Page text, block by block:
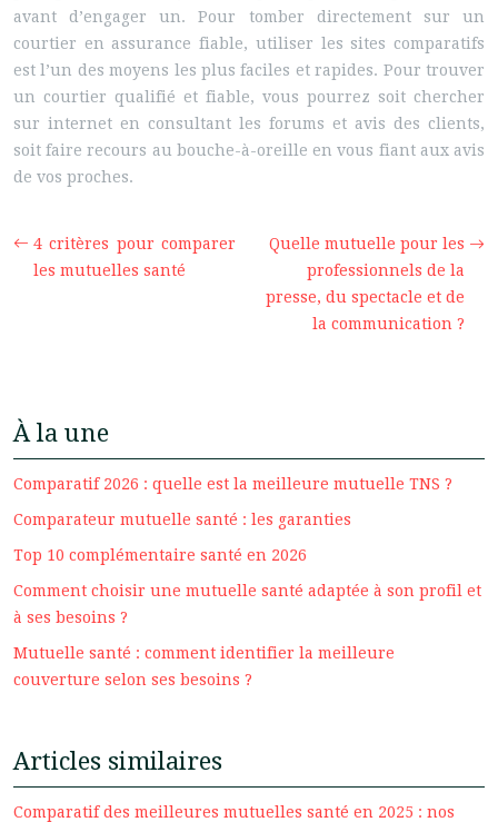
avant d’engager un. Pour tomber directement sur un
courtier en assurance fiable, utiliser les sites comparatifs
est l’un des moyens les plus faciles et rapides. Pour trouver
un courtier qualifié et fiable, vous pourrez soit chercher
sur internet en consultant les forums et avis des clients,
soit faire recours au bouche-à-oreille en vous fiant aux avis
de vos proches.
4 critères pour comparer
les mutuelles santé
Quelle mutuelle pour les
professionnels de la
presse, du spectacle et de
la communication ?
À la une
Comparatif 2026 : quelle est la meilleure mutuelle TNS ?
Comparateur mutuelle santé : les garanties
Top 10 complémentaire santé en 2026
Comment choisir une mutuelle santé adaptée à son profil et
à ses besoins ?
Mutuelle santé : comment identifier la meilleure
couverture selon ses besoins ?
Articles similaires
Comparatif des meilleures mutuelles santé en 2025 : nos